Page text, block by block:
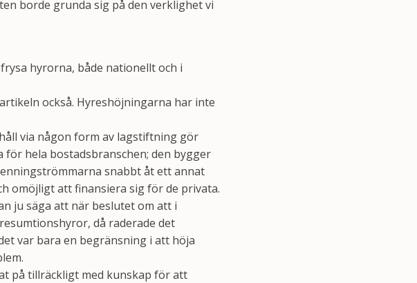
borde grunda sig på den verklighet vi
hyrorna, både nationellt och i
också. Hyreshöjningarna har inte
via någon form av lagstiftning gör
hela bostadsbranschen; den bygger
snabbt åt ett annat
omöjligt att finansiera sig för de privata.
ju säga att när beslutet om att i
då raderade det
var bara en begränsning i att höja
på tillräckligt med kunskap för att